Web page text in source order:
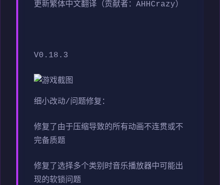
更新繁体中文翻译（贡献者：AHHCrazy）
V0.18.3
细小改动/问题修复：
修复了由于压缩导致的所有动画不连贯或不
完备质题
修复了选择多个类别时音乐播放器中可能出
现的软锁问题